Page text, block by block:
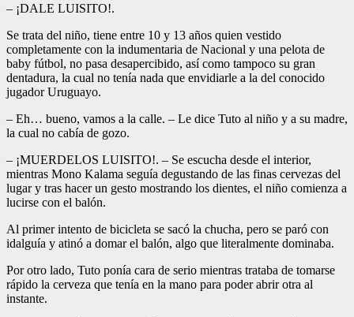
– ¡DALE LUISITO!.
Se trata del niño, tiene entre 10 y 13 años quien vestido
completamente con la indumentaria de Nacional y una pelota de
baby fútbol, no pasa desapercibido, así como tampoco su gran
dentadura, la cual no tenía nada que envidiarle a la del conocido
jugador Uruguayo.
– Eh… bueno, vamos a la calle. – Le dice Tuto al niño y a su madre,
la cual no cabía de gozo.
– ¡MUERDELOS LUISITO!. – Se escucha desde el interior,
mientras Mono Kalama seguía degustando de las finas cervezas del
lugar y tras hacer un gesto mostrando los dientes, el niño comienza a
lucirse con el balón.
Al primer intento de bicicleta se sacó la chucha, pero se paró con
idalguía y atinó a domar el balón, algo que literalmente dominaba.
Por otro lado, Tuto ponía cara de serio mientras trataba de tomarse
rápido la cerveza que tenía en la mano para poder abrir otra al
instante.